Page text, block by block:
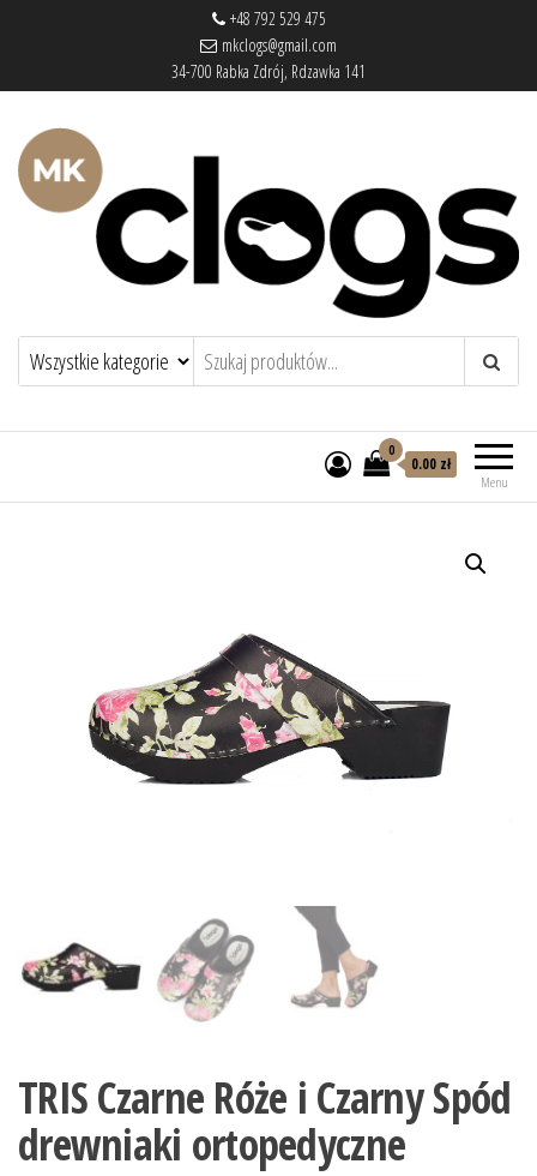
+48 792 529 475
mkclogs@gmail.com
34-700 Rabka Zdrój, Rdzawka 141
mkclogs – sklep obuwniczysklep obuwniczy – drewniaki, buty
medyczne, pantofle, klapki
Menu
0
0.00 zł
TRIS Czarne Róże i Czarny Spód
drewniaki ortopedyczne